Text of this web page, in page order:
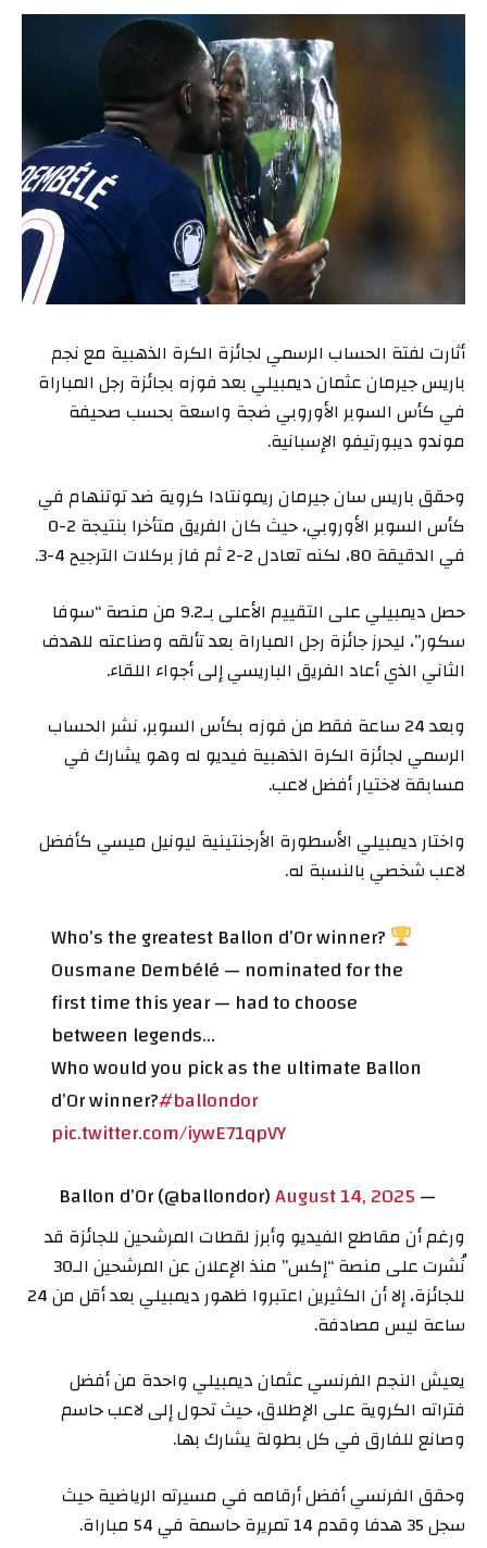
أثارت لفتة الحساب الرسمي لجائزة الكرة الذهبية مع نجم
باريس جيرمان عثمان ديمبيلي بعد فوزه بجائزة رجل المباراة
في كأس السوبر الأوروبي ضجة واسعة بحسب صحيفة
موندو ديبورتيفو الإسبانية.
وحقق باريس سان جيرمان ريمونتادا كروية ضد توتنهام في
كأس السوبر الأوروبي، حيث كان الفريق متأخرا بنتيجة 2-0
في الدقيقة 80، لكنه تعادل 2-2 ثم فاز بركلات الترجيح 4-3.
حصل ديمبيلي على التقييم الأعلى بـ9.2 من منصة “سوفا
سكور”، ليحرز جائزة رجل المباراة بعد تألقه وصناعته للهدف
الثاني الذي أعاد الفريق الباريسي إلى أجواء اللقاء.
وبعد 24 ساعة فقط من فوزه بكأس السوبر، نشر الحساب
الرسمي لجائزة الكرة الذهبية فيديو له وهو يشارك في
مسابقة لاختيار أفضل لاعب.
واختار ديمبيلي الأسطورة الأرجنتينية ليونيل ميسي كأفضل
لاعب شخصي بالنسبة له.
Who’s the greatest Ballon d’Or winner?
Ousmane Dembélé — nominated for the
first time this year — had to choose
between legends…
Who would you pick as the ultimate Ballon
d’Or winner?#ballondor
pic.twitter.com/iywE71qpVY
— Ballon d’Or (@ballondor)
August 14, 2025
ورغم أن مقاطع الفيديو وأبرز لقطات المرشحين للجائزة قد
نُشرت على منصة “إكس” منذ الإعلان عن المرشحين الـ30
للجائزة، إلا أن الكثيرين اعتبروا ظهور ديمبيلي بعد أقل من 24
ساعة ليس مصادفة.
يعيش النجم الفرنسي عثمان ديمبيلي واحدة من أفضل
فتراته الكروية على الإطلاق، حيث تحول إلى لاعب حاسم
وصانع للفارق في كل بطولة يشارك بها.
وحقق الفرنسي أفضل أرقامه في مسيرته الرياضية حيث
سجل 35 هدفا وقدم 14 تمريرة حاسمة في 54 مباراة.